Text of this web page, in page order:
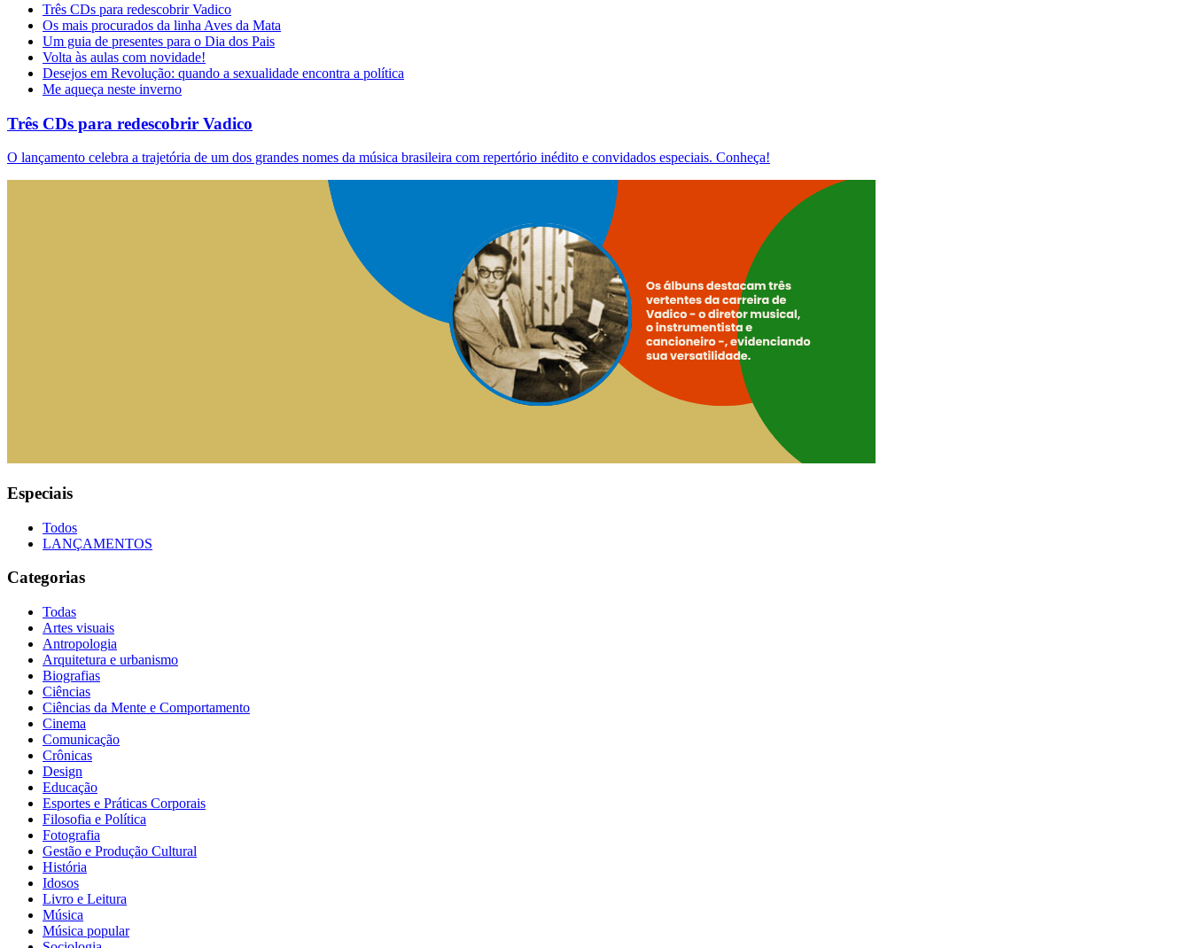
Três CDs para redescobrir Vadico
Os mais procurados da linha Aves da Mata
Um guia de presentes para o Dia dos Pais
Volta às aulas com novidade!
Desejos em Revolução: quando a sexualidade encontra a política
Me aqueça neste inverno
Três CDs para redescobrir Vadico
O lançamento celebra a trajetória de um dos grandes nomes da música brasileira com repertório inédito e convidados especiais. Conheça!
Especiais
Todos
LANÇAMENTOS
Categorias
Todas
Artes visuais
Antropologia
Arquitetura e urbanismo
Biografias
Ciências
Ciências da Mente e Comportamento
Cinema
Comunicação
Crônicas
Design
Educação
Esportes e Práticas Corporais
Filosofia e Política
Fotografia
Gestão e Produção Cultural
História
Idosos
Livro e Leitura
Música
Música popular